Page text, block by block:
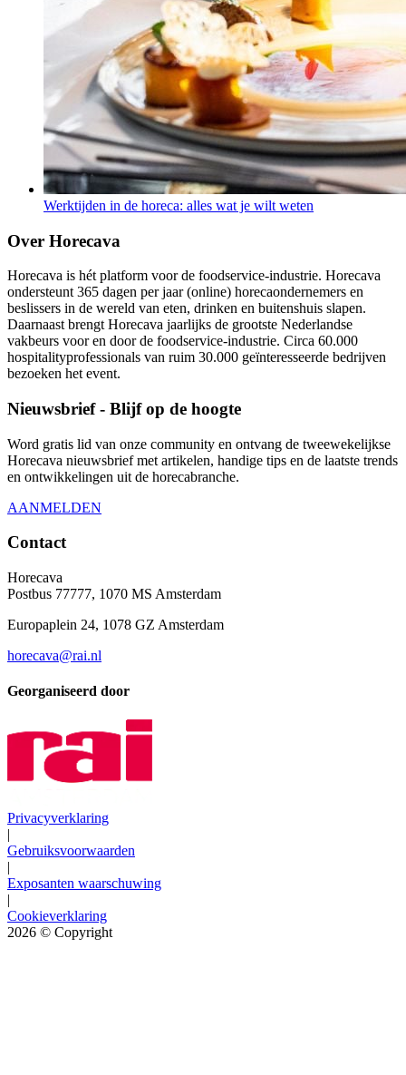
Werktijden in de horeca: alles wat je wilt weten
Over Horecava
Horecava is hét platform voor de foodservice-industrie. Horecava
ondersteunt 365 dagen per jaar (online) horecaondernemers en
beslissers in de wereld van eten, drinken en buitenshuis slapen.
Daarnaast brengt Horecava jaarlijks de grootste Nederlandse
vakbeurs voor en door de foodservice-industrie. Circa 60.000
hospitalityprofessionals van ruim 30.000 geïnteresseerde bedrijven
bezoeken het event.
Nieuwsbrief - Blijf op de hoogte
Word gratis lid van onze community en ontvang de tweewekelijkse
Horecava nieuwsbrief met artikelen, handige tips en de laatste trends
en ontwikkelingen uit de horecabranche.
AANMELDEN
Contact
Horecava
Postbus 77777, 1070 MS Amsterdam
Europaplein 24, 1078 GZ Amsterdam
horecava@rai.nl
Georganiseerd door
Privacyverklaring
|
Gebruiksvoorwaarden
|
Exposanten waarschuwing
|
Cookieverklaring
2026 © Copyright